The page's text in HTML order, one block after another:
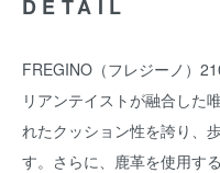
DETAIL
FREGINO（フレジーノ）
リアンテイストが融合した
れたクッション性を誇り、
す。さらに、鹿革を使用す